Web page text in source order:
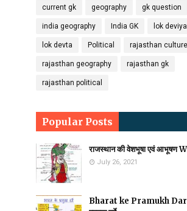
current gk geography gk question
india geography India GK lok deviya
lok devta Political rajasthan culture
rajasthan geography rajasthan gk
rajasthan political
Popular Posts
राजस्थान की वेशभूषा एवं
July 26, 2021
Bharat ke Pramukh